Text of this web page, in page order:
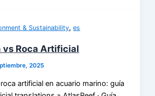
& Sustainability,es
vs Roca Artificial
2025
artificial en acuario marino: guía